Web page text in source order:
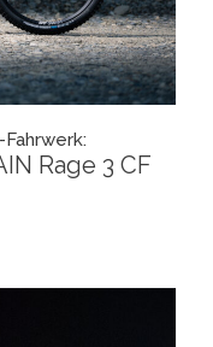
Rage 3 CF